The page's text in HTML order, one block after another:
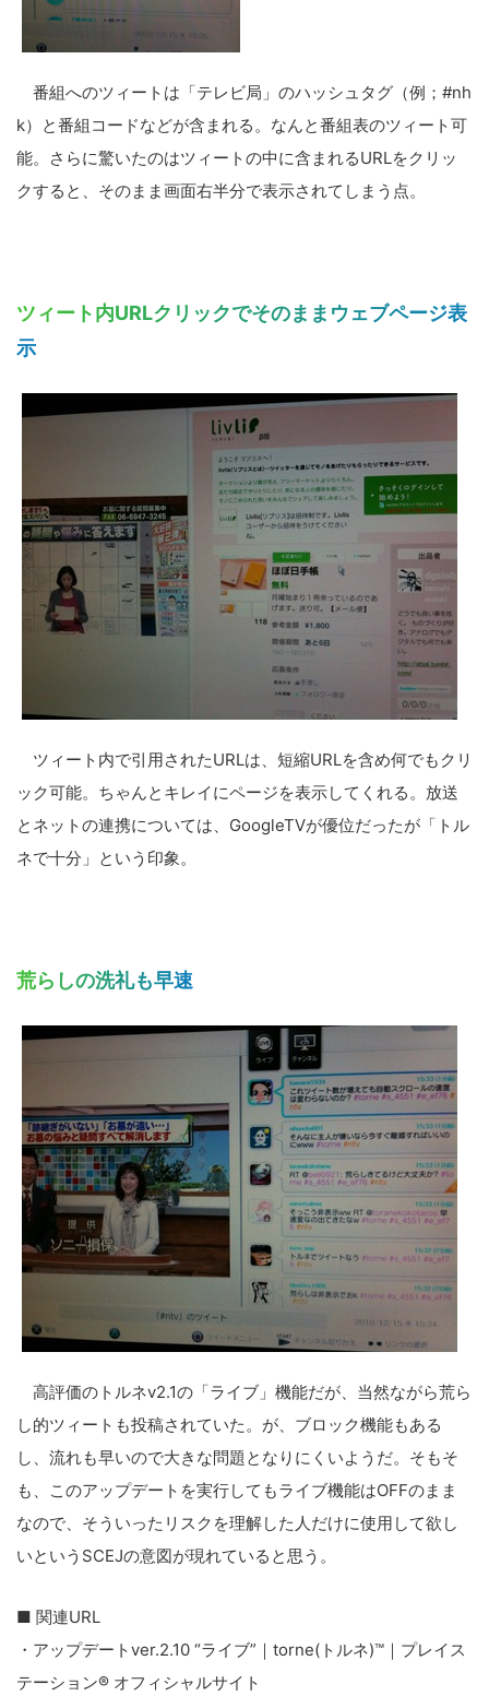
番組へのツィートは「テレビ局」のハッシュタグ（例；#nh
k）と番組コードなどが含まれる。なんと番組表のツィート可
能。さらに驚いたのはツィートの中に含まれるURLをクリッ
クすると、そのまま画面右半分で表示されてしまう点。
ツィート内URLクリックでそのままウェブページ表
示
ツィート内で引用されたURLは、短縮URLを含め何でもクリ
ック可能。ちゃんとキレイにページを表示してくれる。放送
とネットの連携については、GoogleTVが優位だったが「トル
ネで十分」という印象。
荒らしの洗礼も早速
高評価のトルネv2.1の「ライブ」機能だが、当然ながら荒ら
し的ツィートも投稿されていた。が、ブロック機能もある
し、流れも早いので大きな問題となりにくいようだ。そもそ
も、このアップデートを実行してもライブ機能はOFFのまま
なので、そういったリスクを理解した人だけに使用して欲し
いというSCEJの意図が現れていると思う。
■ 関連URL
・アップデートver.2.10 “ライブ”｜torne(トルネ)™｜プレイス
テーション® オフィシャルサイト